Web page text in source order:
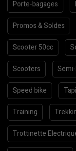
Porte-bagages
Promos & Soldes
Scooter 50cc
Scooters
Speed bike
Training
Trottinette